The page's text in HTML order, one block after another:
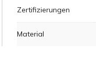
Zertifizierungen
Material